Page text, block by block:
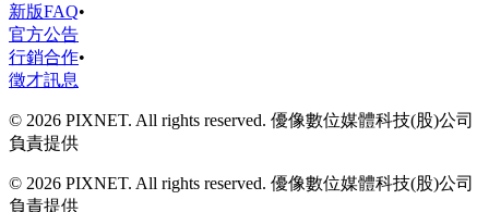
新版FAQ•
官方公告
行銷合作•
徵才訊息
© 2026 PIXNET. All rights reserved. 優像數位媒體科技(股)公司
負責提供
© 2026 PIXNET. All rights reserved. 優像數位媒體科技(股)公司
負責提供